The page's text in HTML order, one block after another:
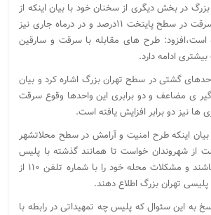
بزرگ در بخش دیگری از سخنان خود با بیان اینکه از
آغاز سالجاری تاکنون سرقت در سطح پایتخت ۱۱درصد و در درماه جاری نیز
است،افزود: طرح های مقابله با سرقت و سارقین
ادامه دارد.
گشتی در سطح تهران بزرگ اشاره کرد و بیان
ی مضاعف و دو برابری این واحدها وقوع سرقت
نیز دو برابر افزایش یافته است.
اینکه طرح امنیت و آرامش در سطح محلاتشهر
از شهروندان خواست تا همانند گذشته با پلیس
تعامل مستمر داشته باشند و مشکلات محله خود را با شماره تلفن ۱۱۰ از
تهران بزرگ اطلاع دهند.
به این سئوال که پلیس چه تمهیداتی در رابطه با